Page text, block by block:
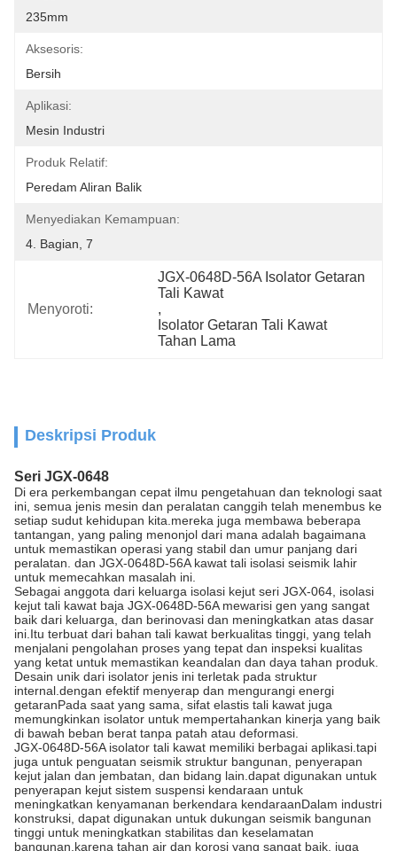
235mm
Aksesoris:
Bersih
Aplikasi:
Mesin Industri
Produk Relatif:
Peredam Aliran Balik
Menyediakan Kemampuan:
4. Bagian, 7
Menyoroti:
JGX-0648D-56A Isolator Getaran
Tali Kawat
,
Isolator Getaran Tali Kawat
Tahan Lama
Deskripsi Produk
Seri JGX-0648
Di era perkembangan cepat ilmu pengetahuan dan teknologi saat
ini, semua jenis mesin dan peralatan canggih telah menembus ke
setiap sudut kehidupan kita.mereka juga membawa beberapa
tantangan, yang paling menonjol dari mana adalah bagaimana
untuk memastikan operasi yang stabil dan umur panjang dari
peralatan. dan JGX-0648D-56A kawat tali isolasi seismik lahir
untuk memecahkan masalah ini.
Sebagai anggota dari keluarga isolasi kejut seri JGX-064, isolasi
kejut tali kawat baja JGX-0648D-56A mewarisi gen yang sangat
baik dari keluarga, dan berinovasi dan meningkatkan atas dasar
ini.Itu terbuat dari bahan tali kawat berkualitas tinggi, yang telah
menjalani pengolahan proses yang tepat dan inspeksi kualitas
yang ketat untuk memastikan keandalan dan daya tahan produk.
Desain unik dari isolator jenis ini terletak pada struktur
internal.dengan efektif menyerap dan mengurangi energi
getaranPada saat yang sama, sifat elastis tali kawat juga
memungkinkan isolator untuk mempertahankan kinerja yang baik
di bawah beban berat tanpa patah atau deformasi.
JGX-0648D-56A isolator tali kawat memiliki berbagai aplikasi.tapi
juga untuk penguatan seismik struktur bangunan, penyerapan
kejut jalan dan jembatan, dan bidang lain.dapat digunakan untuk
penyerapan kejut sistem suspensi kendaraan untuk
meningkatkan kenyamanan berkendara kendaraanDalam industri
konstruksi, dapat digunakan untuk dukungan seismik bangunan
tinggi untuk meningkatkan stabilitas dan keselamatan
bangunan.karena tahan air dan korosi yang sangat baik, juga